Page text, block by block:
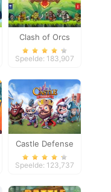
Clash of Orcs
Speelde: 183,907
Castle Defense
Speelde: 123,737